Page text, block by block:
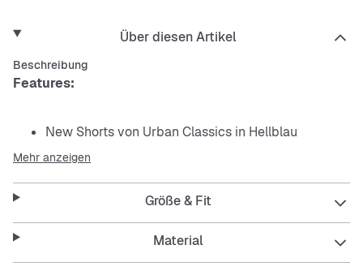
Über diesen Artikel
Beschreibung
Features:
New Shorts von Urban Classics in Hellblau
zwei Taschen vorne, zwei Taschen hinten
kurzer Schnitt, mit geradem, weitem Bein
atmungsaktives Baumwollmaterial
Mehr anzeigen
Größe & Fit
Material